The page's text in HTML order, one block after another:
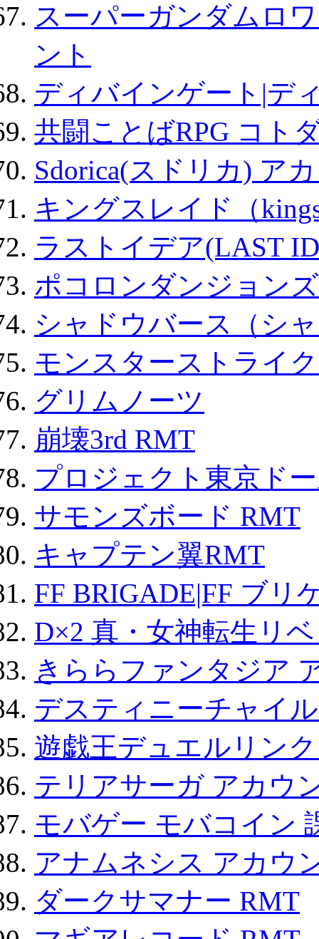
スーパーガンダムロ
ント
ディバインゲート|デ
共闘ことばRPG コト
Sdorica(スドリカ) ア
キングスレイド（
ラストイデア(LAST
ポコロンダンジョン
シャドウバース（シ
モンスターストライ
グリムノーツ
崩壊3rd RMT
プロジェクト東京ド
サモンズボード RMT
キャプテン翼RMT
FF BRIGADE|FF ブリ
D×2 真・女神転生リ
きららファンタジア
デスティニーチャイ
遊戯王デュエルリン
テリアサーガ アカウ
モバゲー モバコイン
アナムネシス アカウ
ダークサマナー RMT